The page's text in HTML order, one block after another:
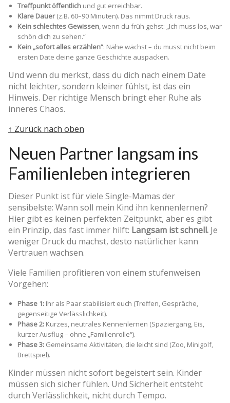
Treffpunkt öffentlich und gut erreichbar.
Klare Dauer(z.B. 60–90 Minuten). Das nimmt Druck raus.
Kein schlechtes Gewissen, wenn du früh gehst: „Ich muss los, war
schön dich zu sehen.“
Kein „sofort alles erzählen“: Nähe wächst – du musst nicht beim
ersten Date deine ganze Geschichte auspacken.
Und wenn du merkst, dass du dich nach einem Date
nicht leichter, sondern kleiner fühlst, ist das ein
Hinweis. Der richtige Mensch bringt eher Ruhe als
inneres Chaos.
↑ Zurück nach oben
Neuen Partner langsam ins
Familienleben integrieren
Dieser Punkt ist für viele Single-Mamas der
sensibelste: Wann soll mein Kind ihn kennenlernen?
Hier gibt es keinen perfekten Zeitpunkt, aber es gibt
ein Prinzip, das fast immer hilft: Langsam ist schnell. Je
weniger Druck du machst, desto natürlicher kann
Vertrauen wachsen.
Viele Familien profitieren von einem stufenweisen
Vorgehen:
Phase 1: Ihr als Paar stabilisiert euch (Treffen, Gespräche,
gegenseitige Verlässlichkeit).
Phase 2: Kurzes, neutrales Kennenlernen (Spaziergang, Eis,
kurzer Ausflug – ohne „Familienrolle“).
Phase 3: Gemeinsame Aktivitäten, die leicht sind (Zoo, Minigolf,
Brettspiel).
Kinder müssen nicht sofort begeistert sein. Kinder
müssen sich sicher fühlen. Und Sicherheit entsteht
durch Verlässlichkeit, nicht durch Tempo.